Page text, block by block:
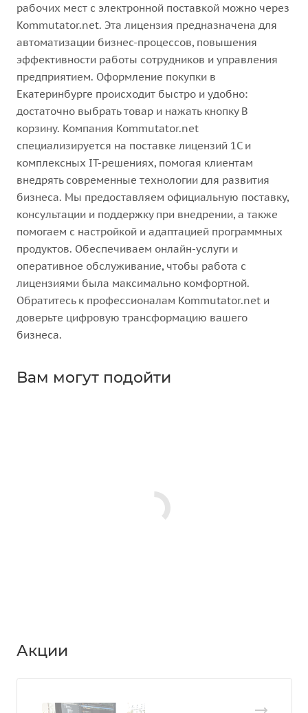
рабочих мест с электронной поставкой можно через
Kommutator.net. Эта лицензия предназначена для
автоматизации бизнес-процессов, повышения
эффективности работы сотрудников и управления
предприятием. Оформление покупки в
Екатеринбурге происходит быстро и удобно:
достаточно выбрать товар и нажать кнопку В
корзину. Компания Kommutator.net
специализируется на поставке лицензий 1С и
комплексных IT-решениях, помогая клиентам
внедрять современные технологии для развития
бизнеса. Мы предоставляем официальную поставку,
консультации и поддержку при внедрении, а также
помогаем с настройкой и адаптацией программных
продуктов. Обеспечиваем онлайн-услуги и
оперативное обслуживание, чтобы работа с
лицензиями была максимально комфортной.
Обратитесь к профессионалам Kommutator.net и
доверьте цифровую трансформацию вашего
бизнеса.
Вам могут подойти
Акции